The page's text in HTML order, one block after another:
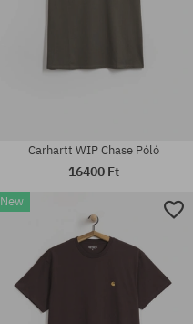
Elérhető méretek:
Carhartt WIP Chase Póló
16400 Ft
New